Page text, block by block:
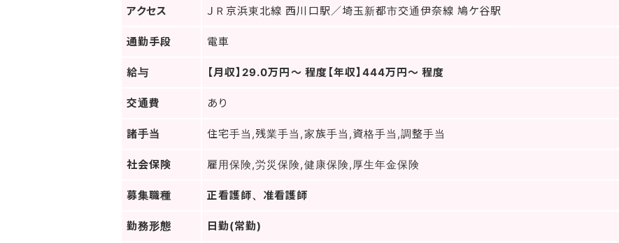
アクセス ＪＲ京浜東北線 西川口駅／埼玉新都市交通伊奈線 鳩ケ谷駅
通勤手段 電車
給与 【月収】29.0万円～ 程度【年収】444万円～ 程度
交通費 あり
諸手当 住宅手当,残業手当,家族手当,資格手当,調整手当
社会保険 雇用保険,労災保険,健康保険,厚生年金保険
募集職種 正看護師、准看護師
勤務形態 日勤(常勤)